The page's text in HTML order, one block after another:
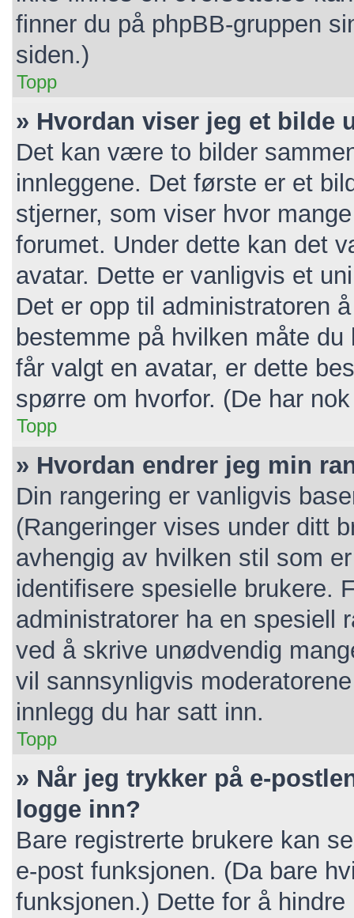
finner du på phpBB-gruppen
siden.)
Topp
» Hvordan viser jeg et bilde
Det kan være to bilder
innleggene. Det første er et
stjerner, som viser hvor
forumet. Under dette kan det
avatar. Dette er vanligvis et
Det er opp til administratoren
bestemme på hvilken måte
får valgt en avatar, er dette
spørre om hvorfor. (De har
Topp
» Hvordan endrer jeg min
Din rangering er vanligvis
(Rangeringer vises under ditt
avhengig av hvilken stil som
identifisere spesielle brukere.
administratorer ha en spesiell
ved å skrive unødvendig
vil sannsynligvis
innlegg du har satt inn.
Topp
» Når jeg trykker på e-
logge inn?
Bare registrerte brukere kan
e-post funksjonen. (Da bare
funksjonen.) Dette for å